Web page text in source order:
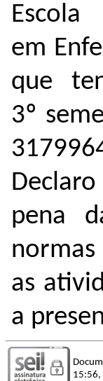
em
que
3º
pena
normas
as
a
15:56,